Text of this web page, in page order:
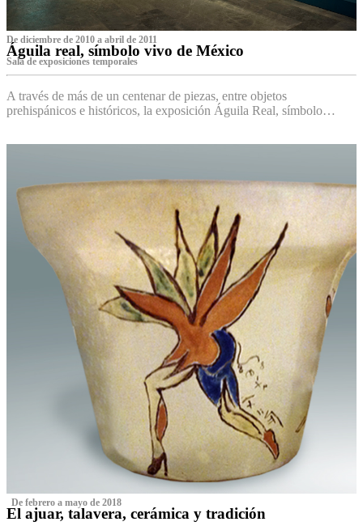
De diciembre de 2010 a abril de 2011
Águila real, símbolo vivo de México
Sala de exposiciones temporales
A través de más de un centenar de piezas, entre objetos
prehispánicos e históricos, la exposición Águila Real, símbolo…
‌ De febrero a mayo de 2018
El ajuar, talavera, cerámica y tradición